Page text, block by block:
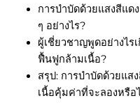
การบำบัดด้วยแสงสีแด
ๆ อย่างไร?
ผู้เชี่ยวชาญพูดอย่างไร
ฟื้นฟูกล้ามเนื้อ?
สรุป: การบำบัดด้วยแส
เนื้อคุ้มค่าที่จะลองหรือ